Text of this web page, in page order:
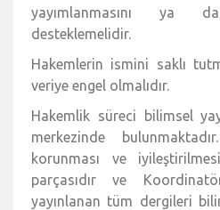
yayımlanmasını ya
desteklemelidir.
Hakemlerin ismini saklı
veriye engel olmalıdır.
Hakemlik süreci bilimsel
merkezinde
korunması ve
parçasıdır ve
yayınlanan tüm dergileri